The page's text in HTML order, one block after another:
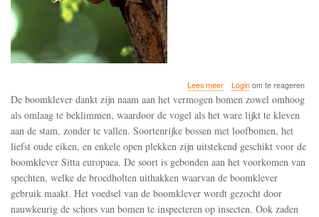
Lees meerover
Belangrijke
van
de
boomklever
in
Frankrijk
en
Zweden
gingen
Loginom te reageren
De boomklever dankt zijn naam aan het vermogen bomen zowel omhoog
als omlaag te beklimmen, waardoor de vogel als het ware lijkt te kleven
aan de stam, zonder te vallen. Soortenrijke bossen met loofbomen, het
liefst oude eiken, en enkele open plekken zijn uitstekend geschikt voor de
boomklever Sitta europaea. De soort is gebonden aan het voorkomen van
spechten, welke de broedholten uithakken waarvan de boomklever
gebruik maakt. Het voedsel van de boomklever wordt gezocht door
nauwkeurig de schors van bomen te inspecteren op insecten. Ook zaden